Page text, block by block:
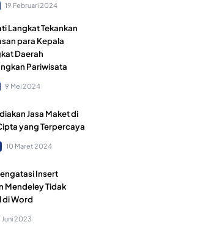
19 Februari 2024
Langkat Tekankan
para Kepala
Daerah
Pariwisata
9 Mei 2024
Jasa Maket di
yang Terpercaya
10 Maret 2024
Insert
Mendeley Tidak
di Word
Juni 2023